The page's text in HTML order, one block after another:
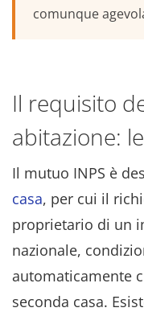
comunque
Il requisito
abitazione:
Il mutuo INPS è
casa, per cui il
proprietario di un
nazionale,
automaticamente
seconda casa.